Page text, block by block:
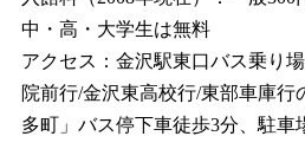
中・高・大学生は無料
アクセス：金沢駅東口バス乗り
院前行/金沢東高校行/東部車庫
多町」バス停下車徒歩3分、駐車